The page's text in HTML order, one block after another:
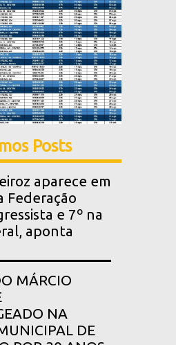
Posts
aparece em
Federação
e 7º na
aponta
MÁRCIO
NA
DE